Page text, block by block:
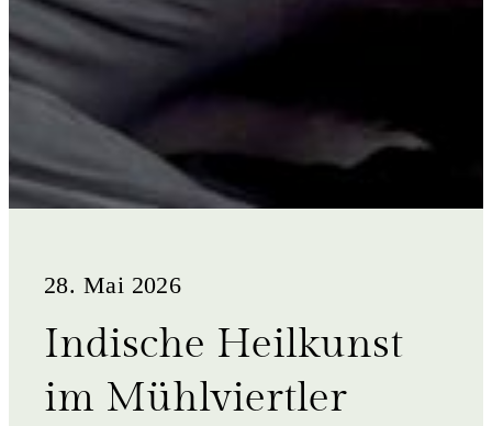
28. Mai 2026
Indische Heilkunst
im Mühlviertler